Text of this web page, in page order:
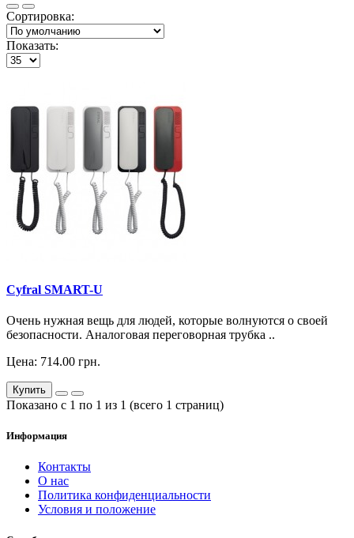
Сортировка:
Показать:
Cyfral SMART-U
Очень нужная вещь для людей, которые волнуются о своей
безопасности. Аналоговая переговорная трубка ..
Цена: 714.00 грн.
Купить
Показано с 1 по 1 из 1 (всего 1 страниц)
Информация
Контакты
О нас
Политика конфиденциальности
Условия и положение